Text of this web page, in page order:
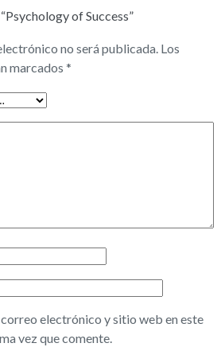
of Success”
no será publicada. Los
marcados *
electrónico y sitio web en este
vez que comente.